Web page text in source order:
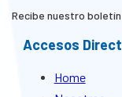
Recibe nuestro
Accesos
Home